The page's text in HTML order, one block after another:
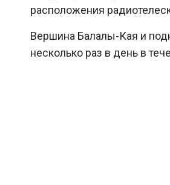
расположения
Вершина Балалы-Кая и
несколько раз в день в